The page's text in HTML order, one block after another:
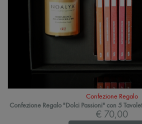
Confezione Regalo
Confezione Regalo "Dolci Passioni" con 5
€ 70,00